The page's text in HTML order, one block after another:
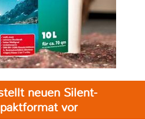
neuen Silent-
vor